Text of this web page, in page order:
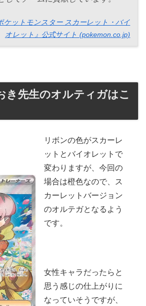
ケットモンスター スカーレット・バイ
オレット』公式サイト (pokemon.co.jp)
き先生のオルティガはこ
リボンの色がスカーレ
ットとバイオレットで
変わりますが、今回の
場合は橙色なので、ス
カーレットバージョン
のオルテガとなるよう
です。
女性キャラだったらと
思う感じの仕上がりに
なっていそうですが、